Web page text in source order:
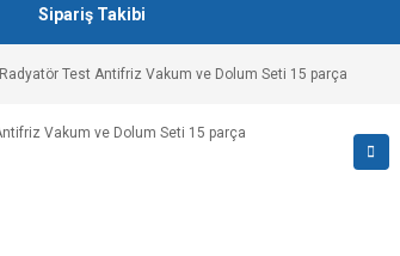
Sipariş Takibi
Radyatör Test Antifriz Vakum ve Dolum Seti 15 parça